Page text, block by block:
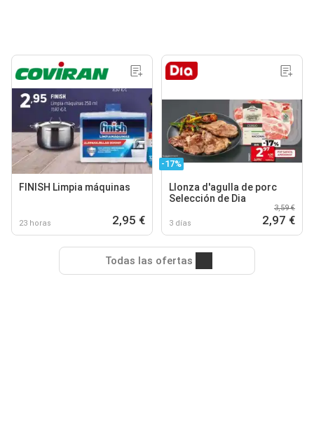
FINISH Limpia máquinas
23 horas 2,95 €
-17%
Llonza d'agulla de porc
Selección de Dia
3 días
3,59 €
2,97 €
Todas las ofertas